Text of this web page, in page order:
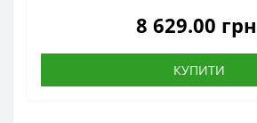
8 629.00
КУПИТИ